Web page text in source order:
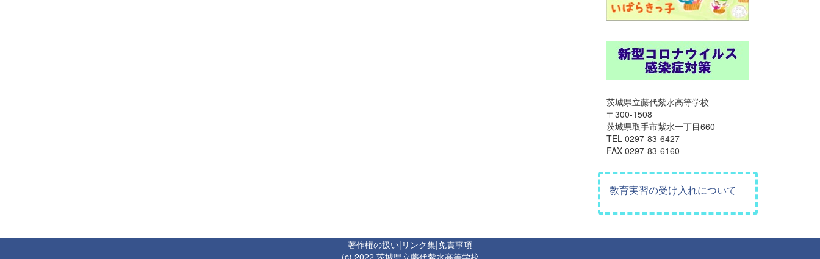
茨城県立藤代紫水高等学校
〒300-1508
茨城県取手市紫水一丁目660
TEL 0297-83-6427
FAX 0297-83-6160
教育実習の受け入れについて
著作権の扱い| リンク集|免責事項